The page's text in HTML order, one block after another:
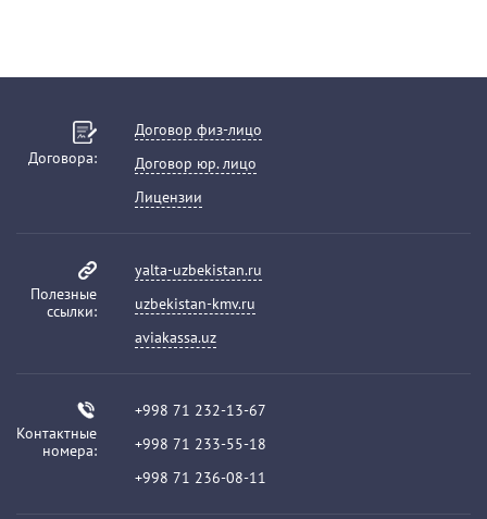
Договора:
Договор физ-лицо
Договор юр. лицо
Лицензии
Полезные
ссылки:
yalta-uzbekistan.ru
uzbekistan-kmv.ru
aviakassa.uz
Контактные
номера:
+998 71 232-13-67
+998 71 233-55-18
+998 71 236-08-11